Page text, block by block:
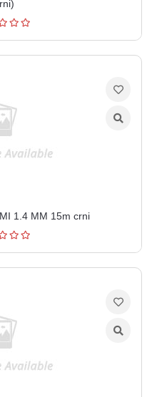
1.4 MM 15m crni